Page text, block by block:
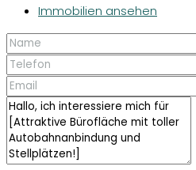
Immobilien ansehen